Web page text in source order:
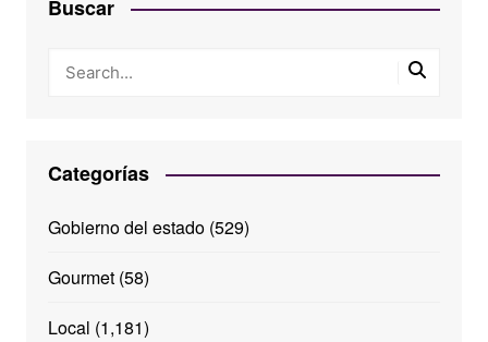
Buscar
Categorías
Gobierno del estado(529)
Gourmet(58)
Local (1,181)